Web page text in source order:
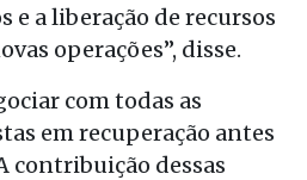
e a liberação de recursos
operações”, disse.
com todas as
em recuperação antes
contribuição dessas